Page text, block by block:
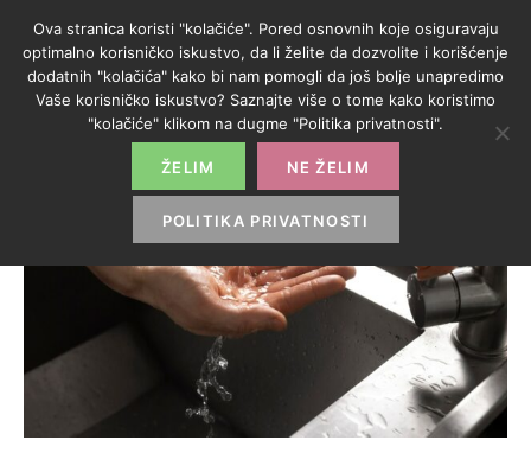
Ova stranica koristi "kolačiće". Pored osnovnih koje osiguravaju
optimalno korisničko iskustvo, da li želite da dozvolite i korišćenje
dodatnih "kolačića" kako bi nam pomogli da još bolje unapredimo
Vaše korisničko iskustvo? Saznajte više o tome kako koristimo
"kolačiće" klikom na dugme "Politika privatnosti".
ŽELIM NE ŽELIM
POLITIKA PRIVATNOSTI